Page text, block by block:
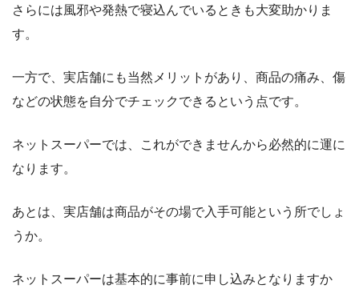
さらには風邪や発熱で寝込んでいるときも大変助かりま
す。
一方で、実店舗にも当然メリットがあり、商品の痛み、傷
などの状態を自分でチェックできるという点です。
ネットスーパーでは、これができませんから必然的に運に
なります。
あとは、実店舗は商品がその場で入手可能という所でしょ
うか。
ネットスーパーは基本的に事前に申し込みとなりますか